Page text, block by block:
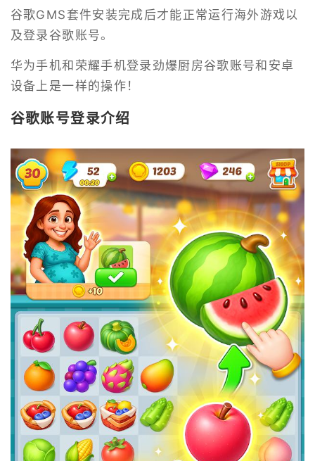
谷歌GMS套件安装完成后才能正常运行海外游戏以
及登录谷歌账号。
华为手机和荣耀手机登录劲爆厨房谷歌账号和安卓
设备上是一样的操作！
谷歌账号登录介绍